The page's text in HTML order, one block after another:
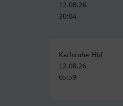
12.08.26
20:04
Karlsruhe Hbf
12.08.26
05:59